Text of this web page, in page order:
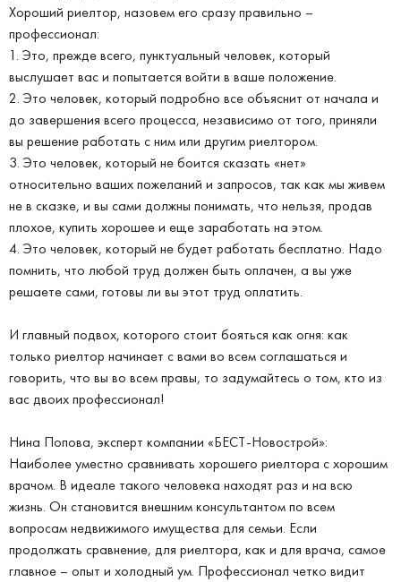
Хороший риелтор, назовем его сразу правильно –
профессионал:
1. Это, прежде всего, пунктуальный человек, который
выслушает вас и попытается войти в ваше положение.
2. Это человек, который подробно все объяснит от начала и
до завершения всего процесса, независимо от того, приняли
вы решение работать с ним или другим риелтором.
3. Это человек, который не боится сказать «нет»
относительно ваших пожеланий и запросов, так как мы живем
не в сказке, и вы сами должны понимать, что нельзя, продав
плохое, купить хорошее и еще заработать на этом.
4. Это человек, который не будет работать бесплатно. Надо
помнить, что любой труд должен быть оплачен, а вы уже
решаете сами, готовы ли вы этот труд оплатить.
И главный подвох, которого стоит бояться как огня: как
только риелтор начинает с вами во всем соглашаться и
говорить, что вы во всем правы, то задумайтесь о том, кто из
вас двоих профессионал!
Нина Попова, эксперт компании «БЕСТ-Новострой»:
Наиболее уместно сравнивать хорошего риелтора с хорошим
врачом. В идеале такого человека находят раз и на всю
жизнь. Он становится внешним консультантом по всем
вопросам недвижимого имущества для семьи. Если
продолжать сравнение, для риелтора, как и для врача, самое
главное – опыт и холодный ум. Профессионал четко видит